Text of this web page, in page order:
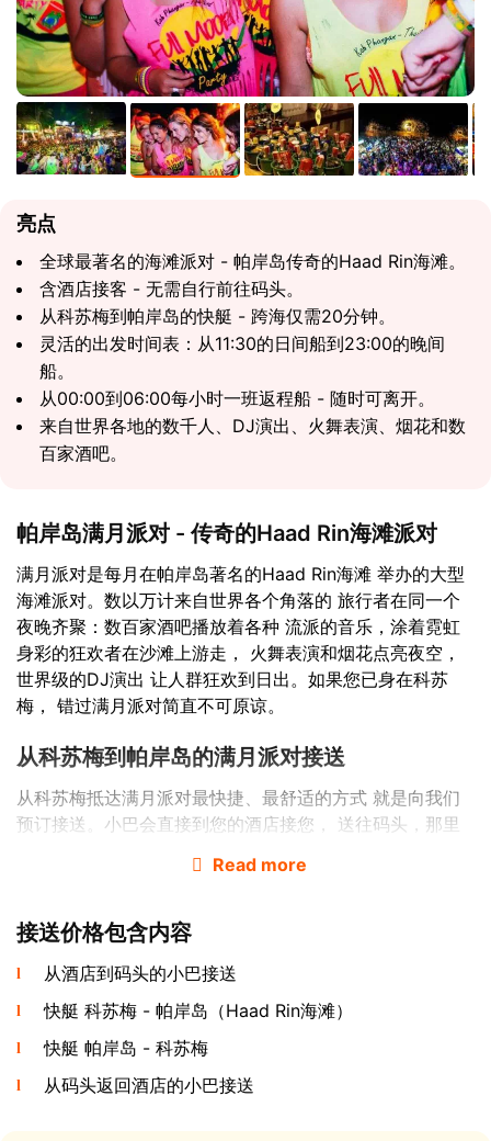
亮点
全球最著名的海滩派对 - 帕岸岛传奇的Haad Rin海滩。
含酒店接客 - 无需自行前往码头。
从科苏梅到帕岸岛的快艇 - 跨海仅需20分钟。
灵活的出发时间表：从11:30的日间船到23:00的晚间
船。
从00:00到06:00每小时一班返程船 - 随时可离开。
来自世界各地的数千人、DJ演出、火舞表演、烟花和数
百家酒吧。
帕岸岛满月派对 - 传奇的Haad Rin海滩派对
满月派对是每月在帕岸岛著名的Haad Rin海滩 举办的大型
海滩派对。数以万计来自世界各个角落的 旅行者在同一个
夜晚齐聚：数百家酒吧播放着各种 流派的音乐，涂着霓虹
身彩的狂欢者在沙滩上游走， 火舞表演和烟花点亮夜空，
世界级的DJ演出 让人群狂欢到日出。如果您已身在科苏
梅， 错过满月派对简直不可原谅。
从科苏梅到帕岸岛的满月派对接送
从科苏梅抵达满月派对最快捷、最舒适的方式 就是向我们
预订接送。小巴会直接到您的酒店接您， 送往码头，那里
Haad Rin海滩。 出发时间从11:30至23:00，因此您可自行
艇从00:00到06:00每小时一班。当您抵达科苏梅 码头时，
会有接送车辆等候，送您回酒店。 无需在深夜为寻找交通
而烦恼 - 一切都已 提前安排妥当。
Read more
接送价格包含内容
从酒店到码头的小巴接送
快艇 科苏梅 - 帕岸岛（Haad Rin海滩）
快艇 帕岸岛 - 科苏梅
从码头返回酒店的小巴接送